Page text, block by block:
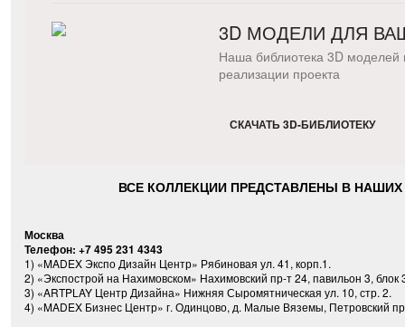
3D МОДЕЛИ ДЛЯ
Наша библиотека 3D моделей
реализации проекта
СКАЧАТЬ 3D-БИБЛИОТЕКУ
ВСЕ КОЛЛЕКЦИИ ПРЕДСТАВЛЕНЫ В
Москва
Телефон: +7 495 231 4343
1) «MADEX Экспо Дизайн Центр» Рябиновая ул. 41, корп.1.
2) «Экспострой на Нахимовском» Нахимовский пр-т 24, павильон 3, блок
3) «ARTPLAY Центр Дизайна» Нижняя Сыромятническая ул. 10, стр. 2.
4) «MADEX Бизнес Центр» г. Одинцово, д. Малые Вяземы, Петровский